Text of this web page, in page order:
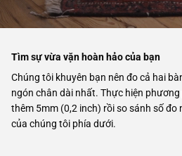
Tìm sự vừa vặn hoàn hảo của bạn
Chúng tôi khuyên bạn nên đo cả hai
ngón chân dài nhất. Thực hiện
thêm 5mm (0,2 inch) rồi so sánh số đo
của chúng tôi phía dưới.